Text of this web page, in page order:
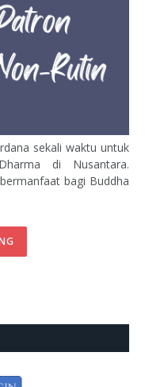
sekali waktu untuk
di Nusantara.
bagi Buddha